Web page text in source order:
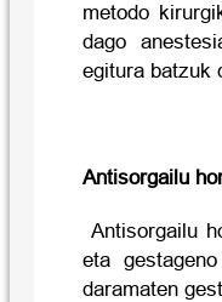
metodo
dago
egitura batzuk
Antisorgailu
Antisorgailu
eta
daramaten